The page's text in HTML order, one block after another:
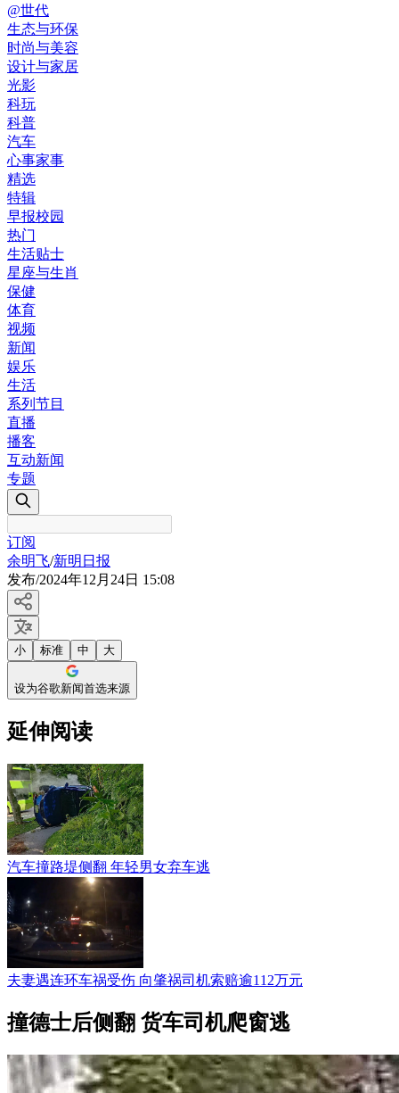
@世代
生态与环保
时尚与美容
设计与家居
光影
科玩
科普
汽车
心事家事
精选
特辑
早报校园
热门
生活贴士
星座与生肖
保健
体育
视频
新闻
娱乐
生活
系列节目
直播
播客
互动新闻
专题
订阅
余明飞/新明日报
发布/2024年12月24日 15:08
小 标准 中 大
设为谷歌新闻首选来源
延伸阅读
汽车撞路堤侧翻 年轻男女弃车逃
夫妻遇连环车祸受伤 向肇祸司机索赔逾112万元
撞德士后侧翻 货车司机爬窗逃